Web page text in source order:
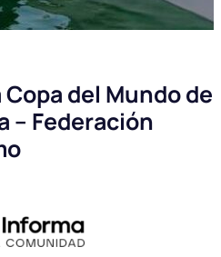
del Mundo de
– Federación